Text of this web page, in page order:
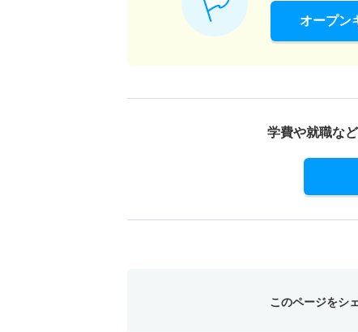
オープン
学費や就職な
このページをシ